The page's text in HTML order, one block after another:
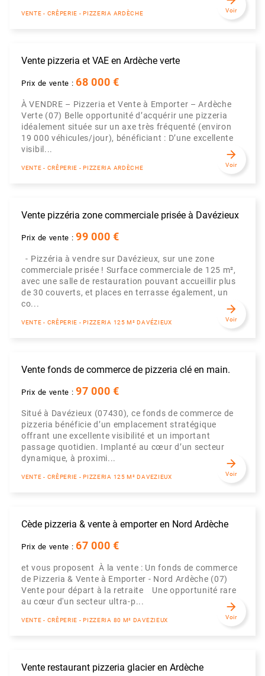
VENTE - CRÊPERIE - PIZZERIA ARDÈCHE Voir
Vente pizzeria et VAE en Ardèche verte
Prix de vente :68 000 €
À VENDRE – Pizzeria et Vente à Emporter – Ardèche
Verte (07) Belle opportunité d’acquérir une pizzeria
idéalement située sur un axe très fréquenté (environ
19 000 véhicules/jour), bénéficiant : D’une excellente
visibil...
VENTE - CRÊPERIE - PIZZERIA ARDÈCHE
arrow_forward
Voir
Vente pizzéria zone commerciale prisée à Davézieux
Prix de vente :99 000 €
- Pizzéria à vendre sur Davézieux, sur une zone
commerciale prisée ! Surface commerciale de 125 m²,
avec une salle de restauration pouvant accueillir plus
de 30 couverts, et places en terrasse également, un
co...
VENTE - CRÊPERIE - PIZZERIA 125 M² DAVÉZIEUX
arrow_forward
Voir
Vente fonds de commerce de pizzeria clé en main.
Prix de vente :97 000 €
Situé à Davézieux (07430), ce fonds de commerce de
pizzeria bénéficie d’un emplacement stratégique
offrant une excellente visibilité et un important
passage quotidien. Implanté au cœur d’un secteur
dynamique, à proximi...
VENTE - CRÊPERIE - PIZZERIA 125 M² DAVEZIEUX
arrow_forward
Voir
Cède pizzeria & vente à emporter en Nord Ardèche
Prix de vente :67 000 €
et vous proposent À la vente : Un fonds de commerce
de Pizzeria & Vente à Emporter - Nord Ardèche (07)
Vente pour départ à la retraite Une opportunité rare
au cœur d'un secteur ultra-p...
VENTE - CRÊPERIE - PIZZERIA 80 M² DAVEZIEUX
arrow_forward
Voir
Vente restaurant pizzeria glacier en Ardèche